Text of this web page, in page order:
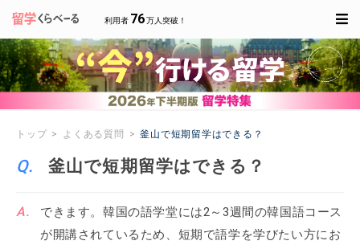
利用者 76万人突破！
トップ よくある質問 釜山で短期留学はできる？
釜山で短期留学はできる？
できます。韓国の語学堂には2～3週間の韓国語コース
が開講されているため、短期で語学を学びたい方にお